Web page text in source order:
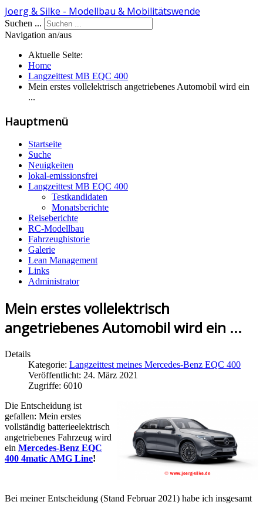
Joerg & Silke - Modellbau & Mobilitätswende
Suchen ...
Navigation an/aus
Aktuelle Seite:
Home
Langzeittest MB EQC 400
Mein erstes vollelektrisch angetriebenes Automobil wird ein
...
Hauptmenü
Startseite
Suche
Neuigkeiten
lokal-emissionsfrei
Langzeittest MB EQC 400
Testkandidaten
Monatsberichte
Reiseberichte
RC-Modellbau
Fahrzeughistorie
Galerie
Lean Management
Links
Administrator
Mein erstes vollelektrisch
angetriebenes Automobil wird ein ...
Details
Kategorie: Langzeittest meines Mercedes-Benz EQC 400
Veröffentlicht: 24. März 2021
Zugriffe: 6010
Die Entscheidung ist
gefallen: Mein erstes
vollständig batterieelektrisch
angetriebenes Fahrzeug wird
ein Mercedes-Benz EQC
400 4matic AMG Line!
Bei meiner Entscheidung (Stand Februar 2021) habe ich insgesamt